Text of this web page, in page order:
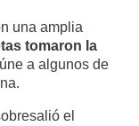
una amplia
tomaron la
a algunos de
el